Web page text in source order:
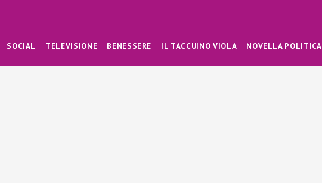
SOCIAL TELEVISIONE BENESSERE IL TACCUINO VIOLA NOVELLA POLITICA